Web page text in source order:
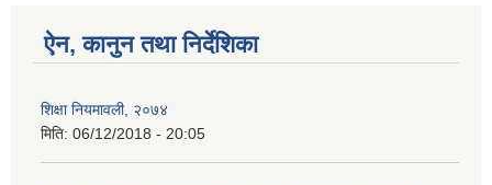
ऐन, कानुन तथा निर्देशिका
शिक्षा नियमावली, २०७४
मिति: 06/12/2018 - 20:05